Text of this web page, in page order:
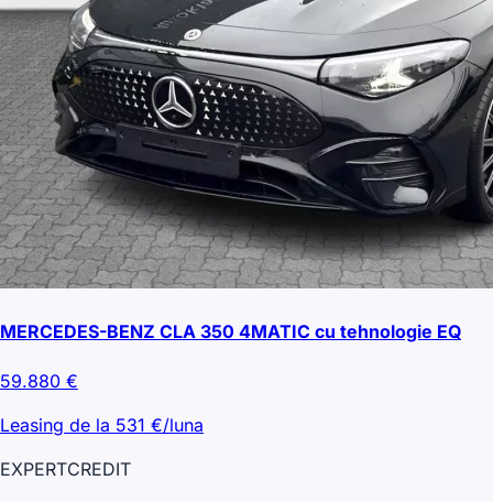
MERCEDES-BENZ CLA 350 4MATIC cu tehnologie EQ
59.880 €
Leasing de la 531 €/luna
EXPERTCREDIT